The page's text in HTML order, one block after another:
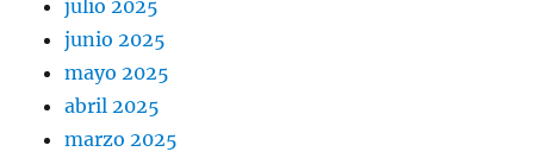
julio 2025
junio 2025
mayo 2025
abril 2025
marzo 2025